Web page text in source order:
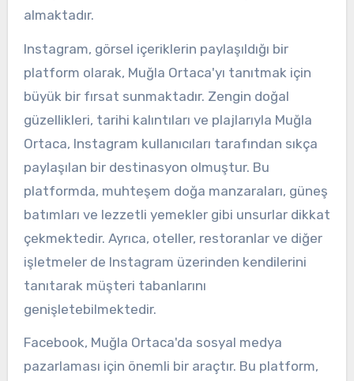
almaktadır.
Instagram, görsel içeriklerin paylaşıldığı bir
platform olarak, Muğla Ortaca'yı tanıtmak için
büyük bir fırsat sunmaktadır. Zengin doğal
güzellikleri, tarihi kalıntıları ve plajlarıyla Muğla
Ortaca, Instagram kullanıcıları tarafından sıkça
paylaşılan bir destinasyon olmuştur. Bu
platformda, muhteşem doğa manzaraları, güneş
batımları ve lezzetli yemekler gibi unsurlar dikkat
çekmektedir. Ayrıca, oteller, restoranlar ve diğer
işletmeler de Instagram üzerinden kendilerini
tanıtarak müşteri tabanlarını
genişletebilmektedir.
Facebook, Muğla Ortaca'da sosyal medya
pazarlaması için önemli bir araçtır. Bu platform,